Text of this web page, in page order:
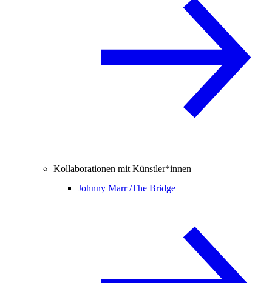
Kollaborationen mit Künstler*innen
Johnny Marr /The Bridge